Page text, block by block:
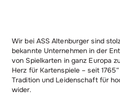
Wir bei ASS Altenburger sind
bekannte Unternehmen in der
von Spielkarten in ganz Europa
Herz für Kartenspiele – seit
Tradition und Leidenschaft für
wider.